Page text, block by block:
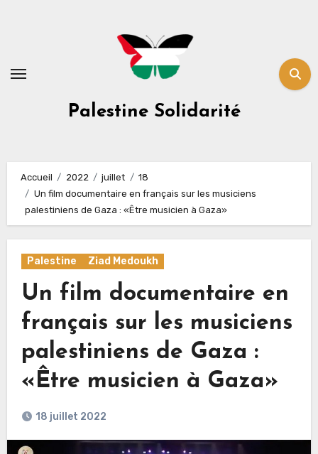
Palestine Solidarité
Accueil 2022 juillet
18
Un film documentaire en français sur les musiciens
palestiniens de Gaza : «Être musicien à Gaza»
Palestine Ziad Medoukh
Un film documentaire en
français sur les musiciens
palestiniens de Gaza :
«Être musicien à Gaza»
18 juillet 2022